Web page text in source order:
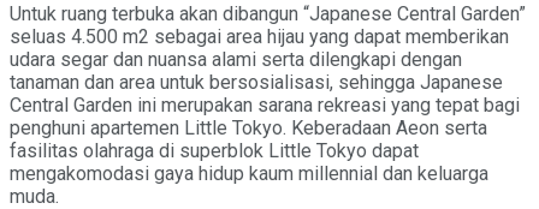
Untuk ruang terbuka akan dibangun “Japanese Central Garden”
seluas 4.500 m2 sebagai area hijau yang dapat memberikan
udara segar dan nuansa alami serta dilengkapi dengan
tanaman dan area untuk bersosialisasi, sehingga Japanese
Central Garden ini merupakan sarana rekreasi yang tepat bagi
penghuni apartemen Little Tokyo. Keberadaan Aeon serta
fasilitas olahraga di superblok Little Tokyo dapat
mengakomodasi gaya hidup kaum millennial dan keluarga
muda.